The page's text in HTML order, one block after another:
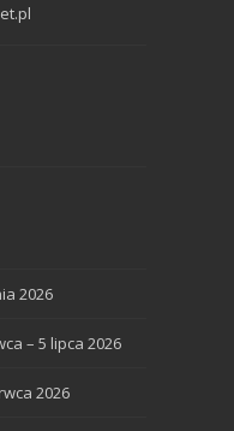
2026
– 5 lipca 2026
2026